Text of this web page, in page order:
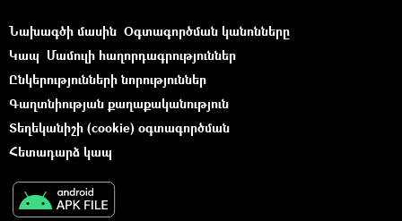
Նախագծի մասին Օգտագործման կանոնները
Կապ Մամուլի հաղորդագրություններ
Ընկերությունների նորություններ
Գաղտնիության քաղաքականություն
Տեղեկանիշի (cookie) օգտագործման
Հետադարձ կապ